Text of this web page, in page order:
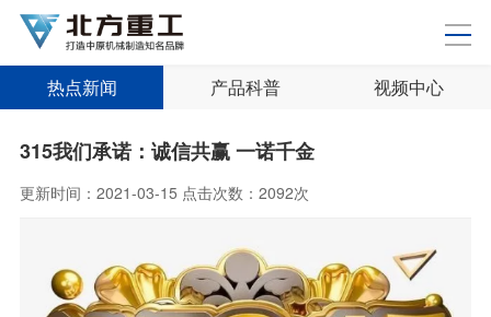
热点新闻 产品科普 视频中心
315我们承诺：诚信共赢 一诺千金
更新时间： 2021-03-15 点击次数： 2092次